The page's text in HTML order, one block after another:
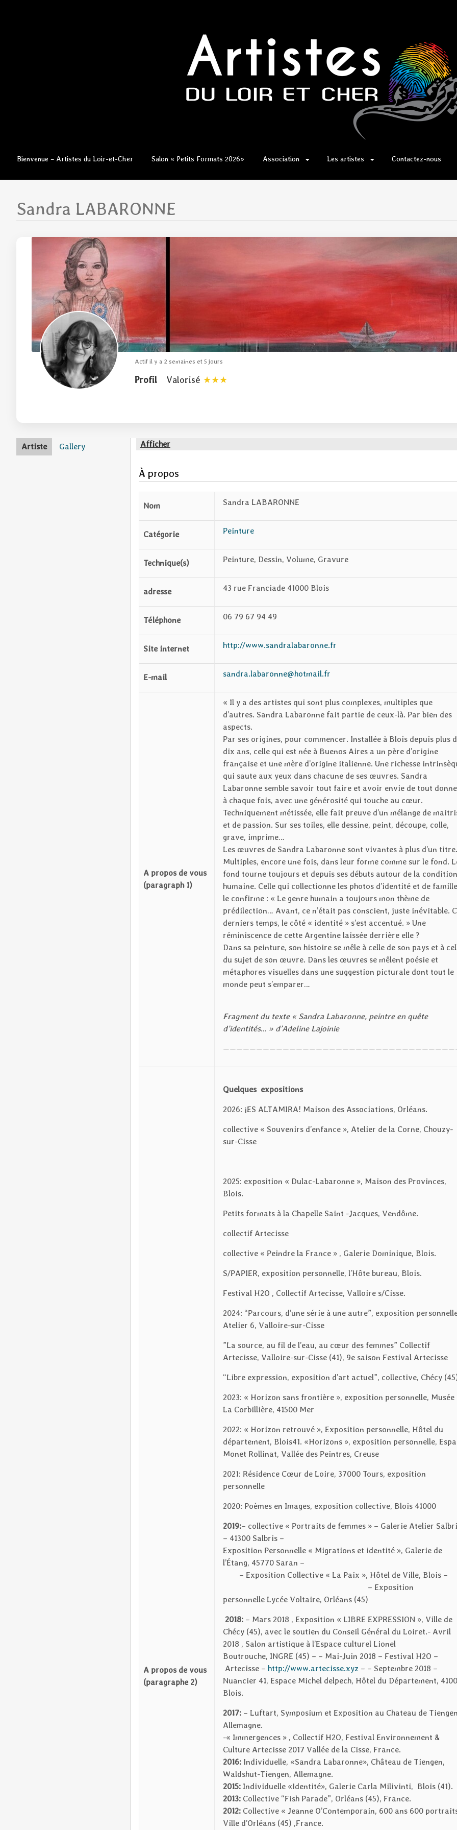
Aller
contenu
Bienvenue – Artistes du Loir-et-Cher Salon « Petits Formats 2026» Association Les artistes Contactez-nous
Sandra LABARONNE
Actif il y a 2 semaines et 5 jours
Profil Valorisé
Artiste Gallery Afficher
À propos
Nom Sandra LABARONNE
Catégorie Peinture
Technique(s) Peinture, Dessin, Volume, Gravure
adresse 43 rue Franciade 41000 Blois
Téléphone 06 79 67 94 49
Site internet http://www.sandralabaronne.fr
E-mail sandra.labaronne@hotmail.fr
A propos de vous
(paragraph 1)
« Il y a des artistes qui sont plus complexes, multiples que
d’autres. Sandra Labaronne fait partie de ceux-là. Par bien des
aspects.
Par ses origines, pour commencer. Installée à Blois depuis plus
dix ans, celle qui est née à Buenos Aires a un père d’origine
française et une mère d’origine italienne. Une richesse
qui saute aux yeux dans chacune de ses œuvres. Sandra
Labaronne semble savoir tout faire et avoir envie de tout
à chaque fois, avec une générosité qui touche au cœur.
Techniquement métissée, elle fait preuve d’un mélange de
et de passion. Sur ses toiles, elle dessine, peint, découpe, colle,
grave, imprime…
Les œuvres de Sandra Labaronne sont vivantes à plus d’un titre.
Multiples, encore une fois, dans leur forme comme sur le fond.
fond tourne toujours et depuis ses débuts autour de la condition
humaine. Celle qui collectionne les photos d’identité et de famille
le confirme : « Le genre humain a toujours mon thème de
prédilection… Avant, ce n’était pas conscient, juste inévitable.
derniers temps, le côté « identité » s’est accentué. » Une
réminiscence de cette Argentine laissée derrière elle ?
Dans sa peinture, son histoire se mêle à celle de son pays et à
du sujet de son œuvre. Dans les œuvres se mêlent poésie et
métaphores visuelles dans une suggestion picturale dont tout le
monde peut s’emparer…
Fragment du texte « Sandra Labaronne, peintre en quête
d’identités… » d’Adeline Lajoinie
A propos de vous
(paragraphe 2)
Quelques expositions
2026: ¡ES ALTAMIRA! Maison des Associations, Orléans.
collective « Souvenirs d’enfance », Atelier de la Corne, Chouzy-
sur-Cisse
2025: exposition « Dulac-Labaronne », Maison des Provinces,
Blois.
Petits formats à la Chapelle Saint -Jacques, Vendôme.
collectif Artecisse
collective « Peindre la France » , Galerie Dominique, Blois.
S/PAPIER, exposition personnelle, l’Hôte bureau, Blois.
Festival H2O , Collectif Artecisse, Valloire s/Cisse.
2024: “Parcours, d’une série à une autre”, exposition
Atelier 6, Valloire-sur-Cisse
”La source, au fil de l’eau, au cœur des femmes” Collectif
Artecisse, Valloire-sur-Cisse (41), 9e saison Festival Artecisse
“Libre expression, exposition d’art actuel”, collective, Chécy
2023: « Horizon sans frontière », exposition personnelle, Musée
La Corbillière, 41500 Mer
2022: « Horizon retrouvé », Exposition personnelle, Hôtel du
département, Blois41. «Horizons », exposition personnelle,
Monet Rollinat, Vallée des Peintres, Creuse
2021: Résidence Cœur de Loire, 37000 Tours, exposition
personnelle
2020: Poèmes en Images, exposition collective, Blois 41000
2019:– collective « Portraits de femmes » – Galerie Atelier
– 41300 Salbris –
Exposition Personnelle « Migrations et identité », Galerie de
l’Étang, 45770 Saran
– Exposition Collective « La Paix », Hôtel de Ville,
– Exposition
personnelle Lycée Voltaire, Orléans (45)
2018: – Mars 2018 , Exposition « LIBRE EXPRESSION », Ville de
Chécy (45), avec le soutien du Conseil Général du Loiret.- Avril
2018 , Salon artistique à l’Espace culturel Lionel
Boutrouche, INGRE (45) – – Mai-Juin 2018 – Festival H2O –
Artecisse – http://www.artecisse.xyz – – Septembre 2018 –
Nuancier 41, Espace Michel delpech, Hôtel du Département,
Blois.
2017: – Luftart, Symposium et Exposition au Chateau de
Allemagne.
-« Immergences » , Collectif H2O, Festival Environnement &
Culture Artecisse 2017 Vallée de la Cisse, France.
2016: Individuelle, «Sandra Labaronne», Château de Tiengen,
Waldshut-Tiengen, Allemagne.
2015: Individuelle «Identité», Galerie Carla Milivinti, Blois (41).
2013: Collective “Fish Parade”, Orléans (45), France.
2012: Collective « Jeanne O’Contemporain, 600 ans 600
Ville d’Orléans (45) ,France.